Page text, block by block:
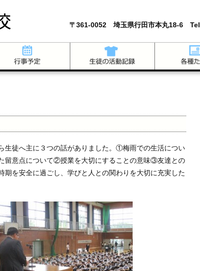
〒361-0052 埼玉県行田市本丸18-6 Tel
徒へ主に３つの話がありました。①梅雨での生活につい
留意点について②授業を大切にすることの意味③友達との
を安全に過ごし、学びと人との関わりを大切に充実した